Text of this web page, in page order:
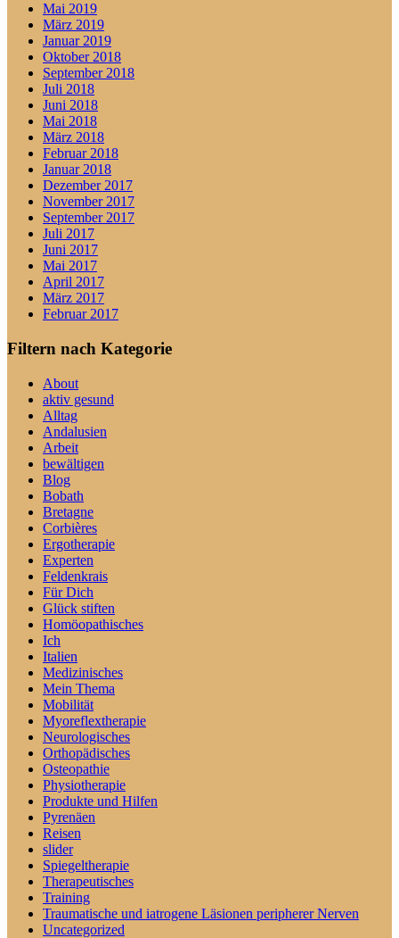
Mai 2019
März 2019
Januar 2019
Oktober 2018
September 2018
Juli 2018
Juni 2018
Mai 2018
März 2018
Februar 2018
Januar 2018
Dezember 2017
November 2017
September 2017
Juli 2017
Juni 2017
Mai 2017
April 2017
März 2017
Februar 2017
Filtern nach Kategorie
About
aktiv gesund
Alltag
Andalusien
Arbeit
bewältigen
Blog
Bobath
Bretagne
Corbières
Ergotherapie
Experten
Feldenkrais
Für Dich
Glück stiften
Homöopathisches
Ich
Italien
Medizinisches
Mein Thema
Mobilität
Myoreflextherapie
Neurologisches
Orthopädisches
Osteopathie
Physiotherapie
Produkte und Hilfen
Pyrenäen
Reisen
slider
Spiegeltherapie
Therapeutisches
Training
Traumatische und iatrogene Läsionen peripherer Nerven
Uncategorized